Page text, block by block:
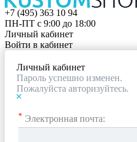
+7 (495) 363 10 94
ПН-ПТ с 9:00 до 18:00
Личный кабинет
Войти в кабинет
Личный кабинет
Пароль успешно изменен.
Пожалуйста авторизуйтесь.
* Электронная почта: